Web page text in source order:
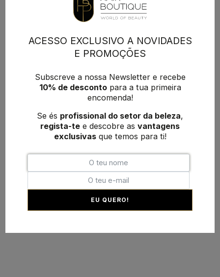
ACESSO EXCLUSIVO A NOVIDADES
E PROMOÇÕES
Subscreve a nossa Newsletter e recebe
10% de descontopara a tua primeira
encomenda!
Se és profissional do setor da beleza,
regista-te e descobre as vantagens
exclusivasque temos para ti!
EU QUERO!